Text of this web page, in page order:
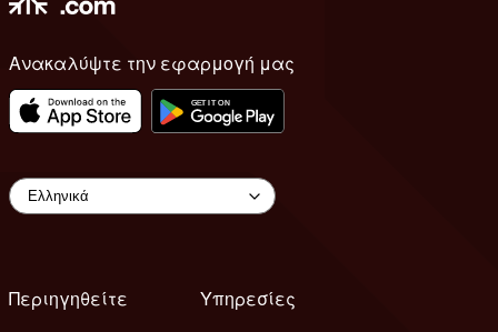
Ανακαλύψτε την εφαρμογή μας
Περιηγηθείτε
Υπηρεσίες